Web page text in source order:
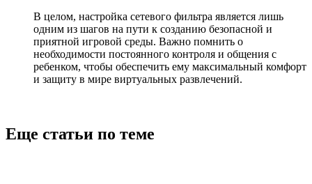
В целом, настройка сетевого фильтра является лишь
одним из шагов на пути к созданию безопасной и
приятной игровой среды. Важно помнить о
необходимости постоянного контроля и общения с
ребенком, чтобы обеспечить ему максимальный комфорт
и защиту в мире виртуальных развлечений.
Еще статьи по теме